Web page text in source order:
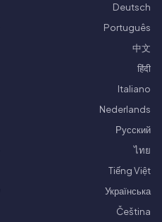
Deutsch
Português
中文
हिंदी
Italiano
Nederlands
Русский
ไทย
Tiếng Việt
Українська
Čeština